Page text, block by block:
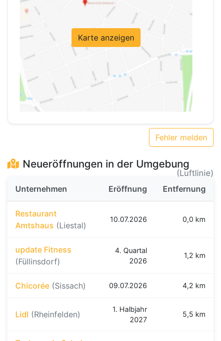
Karte anzeigen
Fehler melden
Neueröffnungen in der Umgebung
(Luftlinie)
Unternehmen
Eröffnung Entfernung
Restaurant
Amtshaus (Liestal)
10.07.2026 0,0 km
update Fitness
(Füllinsdorf)
4. Quartal
2026
1,2 km
Chicorée (Sissach) 09.07.2026 4,2 km
Lidl (Rheinfelden)
1. Halbjahr
2027
5,5 km